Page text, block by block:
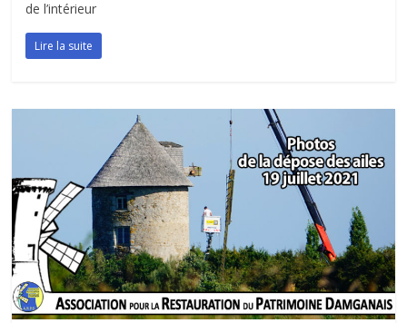
de l’intérieur
Lire la suite